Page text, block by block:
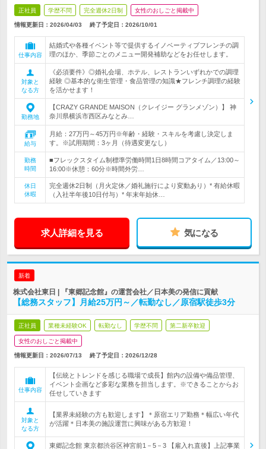
正社員 学歴不問 完全週休2日制 女性のおしごと掲載中
情報更新日：2026/04/03 終了予定日： 2026/10/01
仕事内容
結婚式や各種イベント等で提供するイノベーティブフレンチの調
理のほか、季節ごとのメニュー開発補助などをお任せします。
対象と
なる方
《必須要件》◎婚礼会場、ホテル、レストランいずれかでの調理
経験 ◎基本的な衛生管理・食品管理の知識★フレンチ調理の経験
を活かせます！
勤務地
【CRAZY GRANDE MAISON（クレイジー グランメゾン）】 神
奈川県横浜市西区みなとみ…
給与
月給：27万円～45万円※年齢・経験・スキルを考慮し決定しま
す。※試用期間：3ヶ月（待遇変更なし）
勤務
時間
■フレックスタイム制標準労働時間1日8時間コアタイム／13:00～
16:00※休憩：60分※時間外労…
休日
休暇
完全週休2日制（月火定休／婚礼施行により変動あり）* 有給休暇
（入社半年後10日付与）* 年末年始休…
求人詳細を見る 気になる
新着
株式会社東日 | 『東郷記念館』の運営会社／日本美の発信に貢献
【総務スタッフ】月給25万円～／転勤なし／原宿駅徒歩3分
正社員 業種未経験OK 転勤なし 学歴不問 第二新卒歓迎
女性のおしごと掲載中
情報更新日：2026/07/13 終了予定日： 2026/12/28
仕事内容
【伝統とトレンドを感じる職場で成長】館内の設備や備品管理、
イベント企画など多彩な業務を担当します。※できることからお
任せしていきます
対象と
なる方
【業界未経験の方も歓迎します】＊原宿エリア勤務＊幅広い年代
が活躍＊日本美の施設運営に興味がある方歓迎！
東郷記念館 東京都渋谷区神宮前1－5－3 【雇入れ直後】上記事業